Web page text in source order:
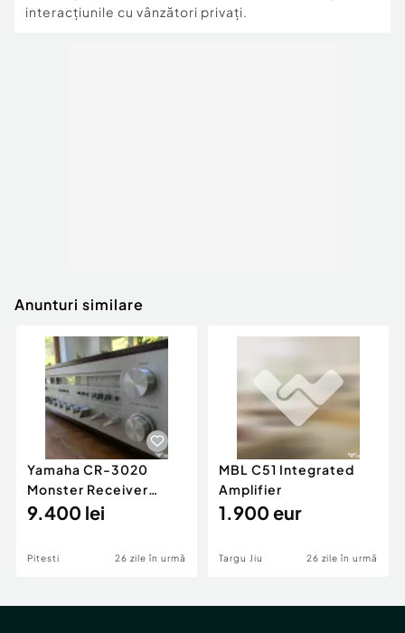
interacțiunile cu vânzători privați.
Anunturi similare
Yamaha CR-3020
Monster Receiver
stare perfecta
9.400 lei
Pitesti 26 zile în urmă
MBL C51 Integrated
Amplifier
1.900 eur
Targu Jiu 26 zile în urmă